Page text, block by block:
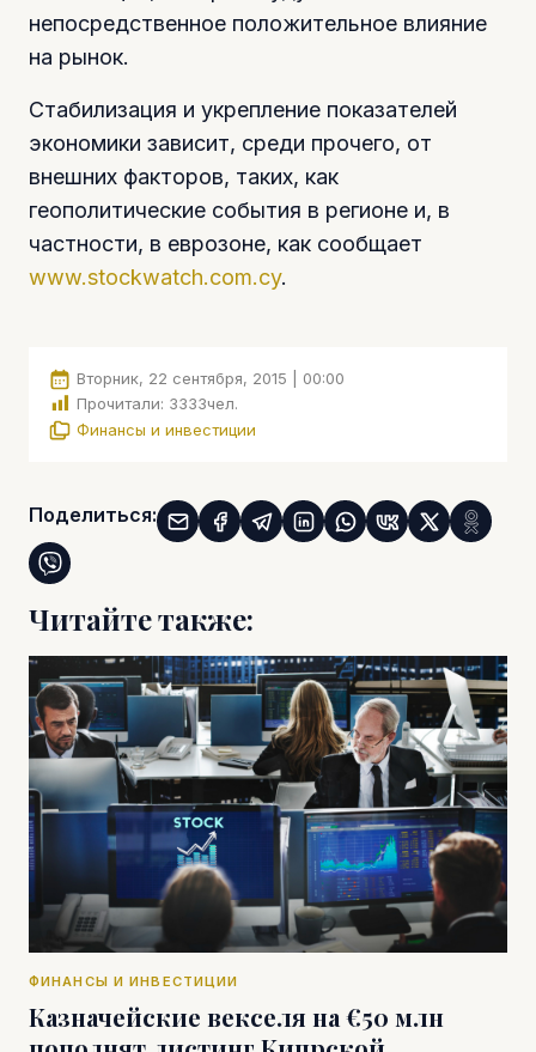
непосредственное положительное влияние
на рынок.
Стабилизация и укрепление показателей
экономики зависит, среди прочего, от
внешних факторов, таких, как
геополитические события в регионе и, в
частности, в еврозоне, как сообщает
www.stockwatch.com.cy.
Вторник, 22 сентября, 2015 | 00:00
Прочитали: 3333чел.
Финансы и инвестиции
Поделиться:
Читайте также:
ФИНАНСЫ И ИНВЕСТИЦИИ
Казначейские векселя на €50 млн